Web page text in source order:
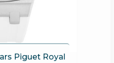
Piguet Royal